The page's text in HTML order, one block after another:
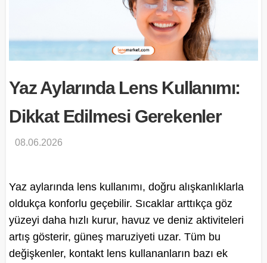
Yaz Aylarında Lens Kullanımı:
Dikkat Edilmesi Gerekenler
08.06.2026
Yaz aylarında lens kullanımı, doğru alışkanlıklarla
oldukça konforlu geçebilir. Sıcaklar arttıkça göz
yüzeyi daha hızlı kurur, havuz ve deniz aktiviteleri
artış gösterir, güneş maruziyeti uzar. Tüm bu
değişkenler, kontakt lens kullananların bazı ek